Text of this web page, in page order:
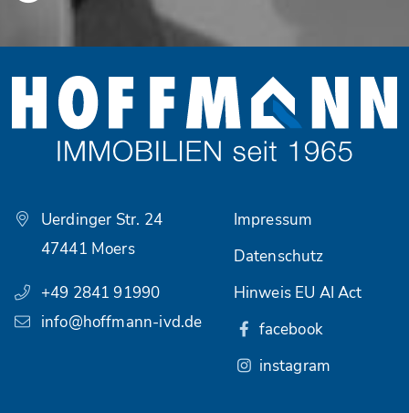
Uerdinger Str. 24
47441 Moers
+49 2841 91990
info@hoffmann-ivd.de
Impressum
Datenschutz
Hinweis EU AI Act
facebook
instagram